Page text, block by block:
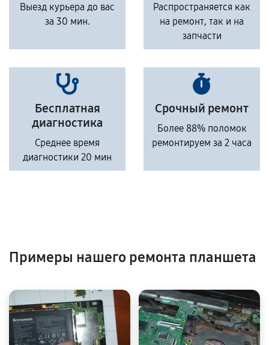
Выезд курьера до вас
за 30 мин.
Распространяется как
на ремонт, так и на
запчасти
Бесплатная
диагностика
Среднее время
диагностики 20 мин
Срочный ремонт
Более 88% поломок
ремонтируем за 2 часа
Примеры нашего ремонта планшета